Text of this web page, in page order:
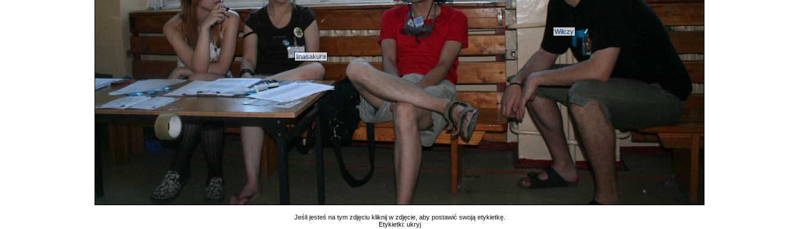
linasakura
Wilczy
Jeśli jesteś na tym zdjęciu kliknij w zdjęcie, aby postawić swoją etykietkę.
Etykietki: ukryj